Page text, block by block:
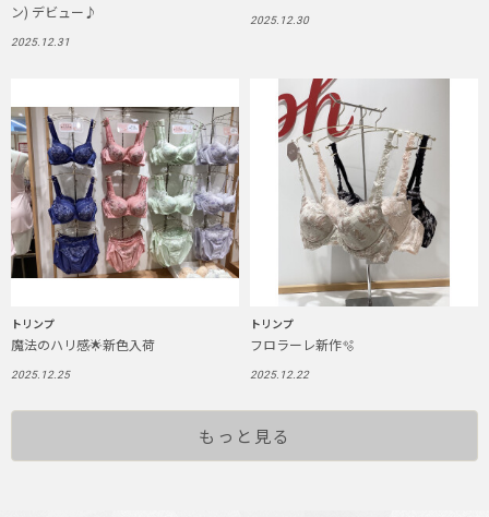
ン) デビュー♪
2025.12.31
2025.12.30
トリンプ
魔法のハリ感🌟新色入荷
2025.12.25
トリンプ
フロラーレ新作🫧
2025.12.22
もっと見る